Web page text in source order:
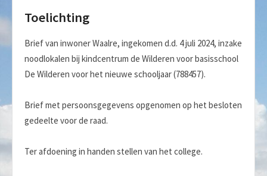
Toelichting
Brief van inwoner Waalre, ingekomen d.d. 4 juli 2024, inzake
noodlokalen bij kindcentrum de Wilderen voor basisschool
De Wilderen voor het nieuwe schooljaar (788457).
Brief met persoonsgegevens opgenomen op het besloten
gedeelte voor de raad.
Ter afdoening in handen stellen van het college.